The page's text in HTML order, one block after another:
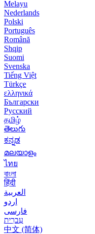
Melayu
Nederlands
Polski
Português
Română
Shqip
Suomi
Svenska
Tiếng Việt
Türkçe
ελληνικά
Български
Русский
தமிழ்
తెలుగు
ಕನ್ನಡ
മലയാളം
ไทย
বাংলা
हिंदी
العربية
اردو
فارسی
עִברִית
中文 (简体)